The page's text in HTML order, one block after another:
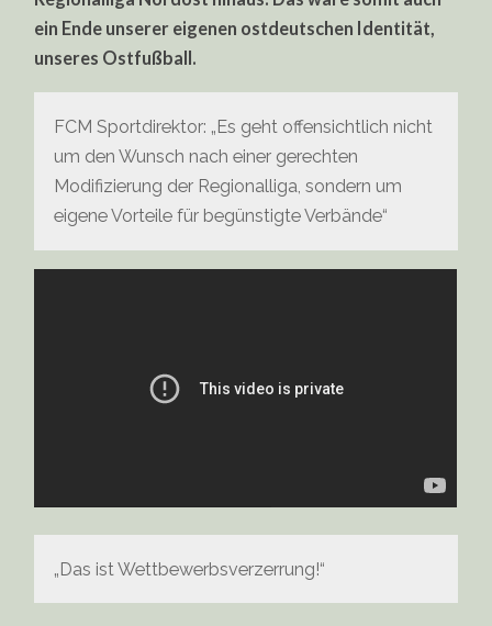
ein Ende unserer eigenen ostdeutschen Identität,
unseres Ostfußball.
FCM Sportdirektor: „Es geht offensichtlich nicht
um den Wunsch nach einer gerechten
Modifizierung der Regionalliga, sondern um
eigene Vorteile für begünstigte Verbände“
„Das ist Wettbewerbsverzerrung!“